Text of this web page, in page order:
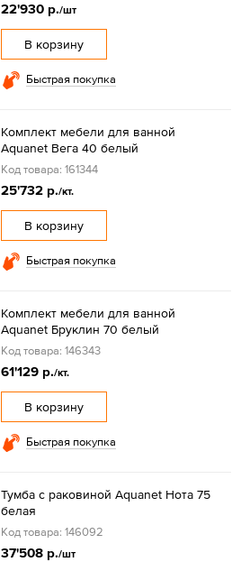
22'930 р./шт
В корзину
Быстрая покупка
Комплект мебели для ванной
Aquanet Вега 40 белый
Код товара: 161344
25'732 р./кт.
В корзину
Быстрая покупка
Комплект мебели для ванной
Aquanet Бруклин 70 белый
Код товара: 146343
61'129 р./кт.
В корзину
Быстрая покупка
Тумба с раковиной Aquanet Нота 75
белая
Код товара: 146092
37'508 р./шт